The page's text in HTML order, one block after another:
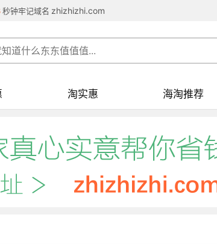
秒钟牢记域名 zhizhizhi.com
淘实惠 海淘推荐